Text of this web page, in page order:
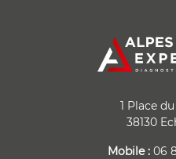
1 Place
38130
Mobile : 06